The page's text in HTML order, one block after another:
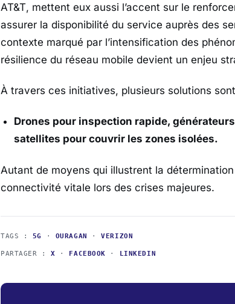
AT&T, mettent eux aussi l’accent sur le
assurer la disponibilité du service auprès des
contexte marqué par l’intensification des
résilience du réseau mobile devient un enjeu
À travers ces initiatives, plusieurs solutions
Drones pour inspection rapide,
satellites pour couvrir les zones isolées.
Autant de moyens qui illustrent la
connectivité vitale lors des crises majeures.
TAGS : 5G · OURAGAN ·VERIZON
PARTAGER :X · FACEBOOK · LINKEDIN